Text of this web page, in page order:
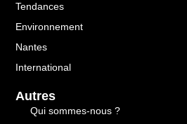
Tendances
Environnement
Nantes
International
Autres
Qui sommes-nous ?